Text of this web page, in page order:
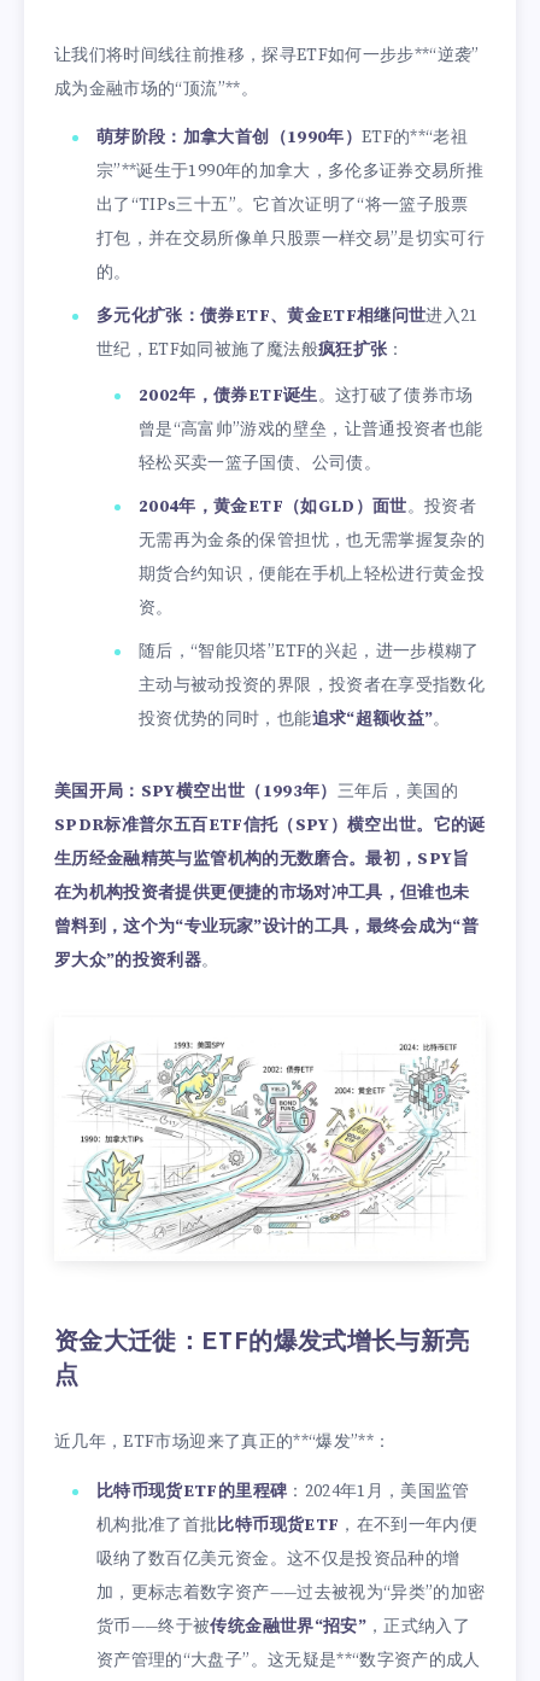
让我们将时间线往前推移，探寻ETF如何一步步**“逆袭”
成为金融市场的“顶流”**。
萌芽阶段：加拿大首创（1990年） ETF的**“老祖
宗”**诞生于1990年的加拿大，多伦多证券交易所推
出了“TIPs三十五”。它首次证明了“将一篮子股票
打包，并在交易所像单只股票一样交易”是切实可行
的。
多元化扩张：债券ETF、黄金ETF相继问世进入21
世纪，ETF如同被施了魔法般疯狂扩张：
2002年，债券ETF诞生。这打破了债券市场
曾是“高富帅”游戏的壁垒，让普通投资者也能
轻松买卖一篮子国债、公司债。
2004年，黄金ETF（如GLD）面世。投资者
无需再为金条的保管担忧，也无需掌握复杂的
期货合约知识，便能在手机上轻松进行黄金投
资。
随后，“智能贝塔”ETF的兴起，进一步模糊了
主动与被动投资的界限，投资者在享受指数化
投资优势的同时，也能追求“超额收益”。
美国开局：SPY横空出世（1993年） 三年后，美国的
SPDR标准普尔五百ETF信托（SPY）横空出世。它的诞
生历经金融精英与监管机构的无数磨合。最初，SPY旨
在为机构投资者提供更便捷的市场对冲工具，但谁也未
曾料到，这个为“专业玩家”设计的工具，最终会成为“普
罗大众”的投资利器。
资金大迁徙：ETF的爆发式增长与新亮
点
近几年，ETF市场迎来了真正的**“爆发”**：
比特币现货ETF的里程碑 ：2024年1月，美国监管
机构批准了首批比特币现货ETF ，在不到一年内便
吸纳了数百亿美元资金。这不仅是投资品种的增
加，更标志着数字资产——过去被视为“异类”的加密
货币——终于被传统金融世界“招安”，正式纳入了
资产管理的“大盘子”。这无疑是**“数字资产的成人